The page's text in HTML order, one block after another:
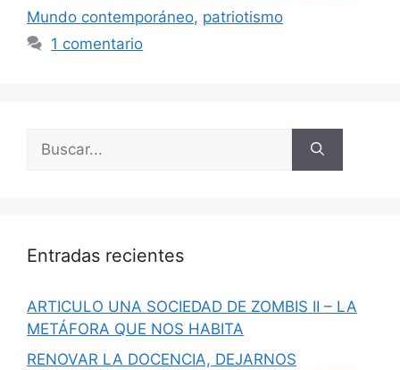
Mundo contemporáneo, patriotismo
1 comentario
Buscar:
Entradas recientes
ARTICULO UNA SOCIEDAD DE ZOMBIS II – LA
METÁFORA QUE NOS HABITA
RENOVAR LA DOCENCIA, DEJARNOS